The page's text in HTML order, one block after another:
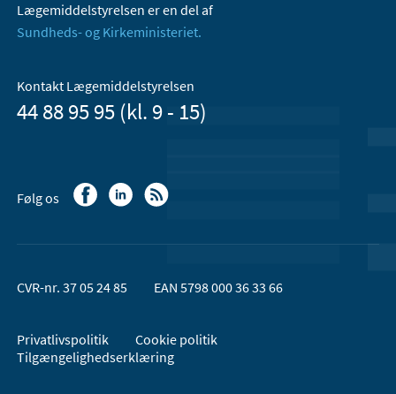
Lægemiddelstyrelsen er en del af
Sundheds- og Kirkeministeriet.
Kontakt Lægemiddelstyrelsen
44 88 95 95 (kl. 9 - 15)
Følg os
CVR-nr. 37 05 24 85 EAN 5798 000 36 33 66
Privatlivspolitik
Cookie politik
Tilgængelighedserklæring